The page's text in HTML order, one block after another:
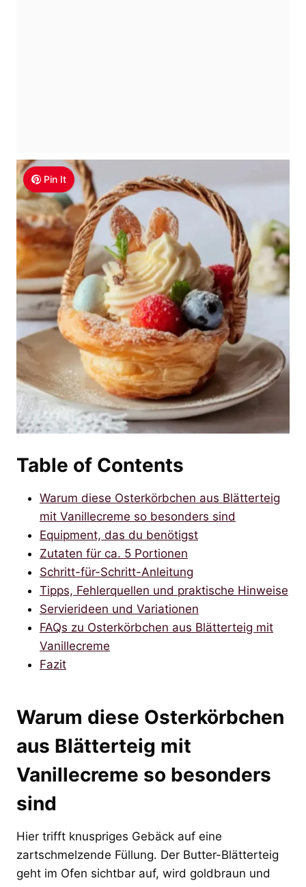
Pin It
Table of Contents
Warum diese Osterkörbchen aus Blätterteig
mit Vanillecreme so besonders sind
Equipment, das du benötigst
Zutaten für ca. 5 Portionen
Schritt-für-Schritt-Anleitung
Tipps, Fehlerquellen und praktische Hinweise
Servierideen und Variationen
FAQs zu Osterkörbchen aus Blätterteig mit
Vanillecreme
Fazit
Warum diese Osterkörbchen
aus Blätterteig mit
Vanillecreme so besonders
sind
Hier trifft knuspriges Gebäck auf eine
zartschmelzende Füllung. Der Butter-Blätterteig
geht im Ofen sichtbar auf, wird goldbraun und